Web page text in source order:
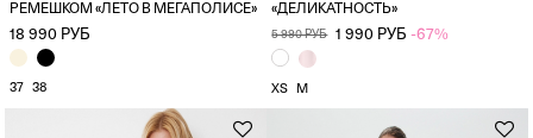
РЕМЕШКОМ «ЛЕТО В МЕГАПОЛИСЕ»
18 990 РУБ
37 38
«ДЕЛИКАТНОСТЬ»
5 990 РУБ 1 990 РУБ -67%
XS M